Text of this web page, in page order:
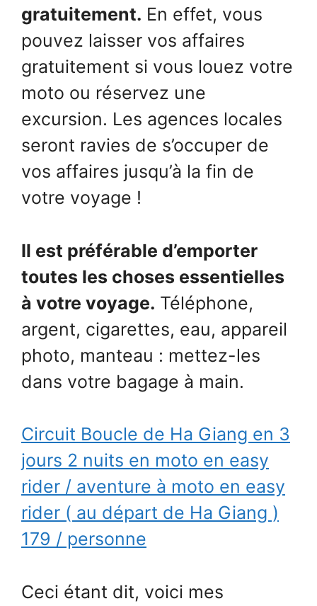
gratuitement. En effet, vous
pouvez laisser vos affaires
gratuitement si vous louez votre
moto ou réservez une
excursion. Les agences locales
seront ravies de s’occuper de
vos affaires jusqu’à la fin de
votre voyage !
Il est préférable d’emporter
toutes les choses essentielles
à votre voyage. Téléphone,
argent, cigarettes, eau, appareil
photo, manteau : mettez-les
dans votre bagage à main.
Circuit Boucle de Ha Giang en 3
jours 2 nuits en moto en easy
rider / aventure à moto en easy
rider ( au départ de Ha Giang )
179 / personne
Ceci étant dit, voici mes